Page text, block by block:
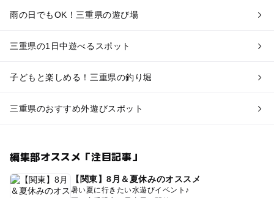
雨の日でもOK！三重県の遊び場
三重県の1日中遊べるスポット
子どもと楽しめる！三重県の釣り堀
三重県のおすすめ外遊びスポット
編集部オススメ「注目記事」
【関東】8月＆夏休みのオススメ
暑い夏に行きたい水遊びイベント♪